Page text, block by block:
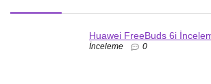
Huawei FreeBuds 6i
İnceleme 0